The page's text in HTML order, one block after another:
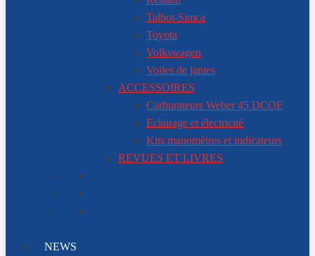
Talbot-Simca
Toyota
Volkswagen
Voiles de jantes
ACCESSOIRES
Carburateurs Weber 45 DCOE
Eclairage et électricité
Kits manomètres et indicateurs
REVUES ET LIVRES
NEWS